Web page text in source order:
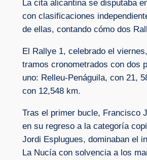
La cita alicantina se disputaba
con clasificaciones
de ellas, contando cómo dos
El Rallye 1, celebrado el
tramos cronometrados con dos
uno: Relleu-Penáguila, con 21,
con 12,548 km.
Tras el primer bucle, Francisco
en su regreso a la categoría
Jordi Esplugues, dominaban el
La Nucía con solvencia a los